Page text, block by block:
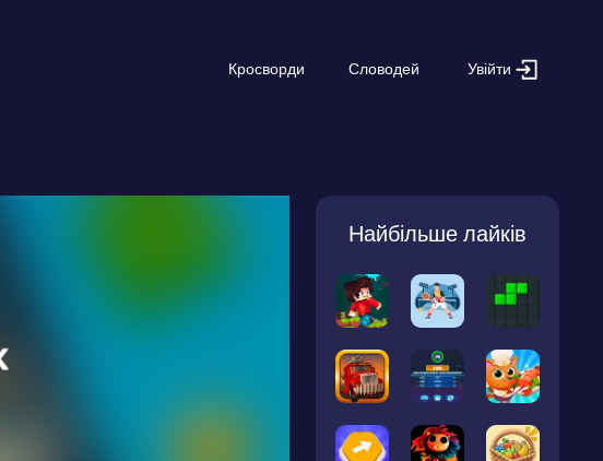
Кросворди Словодей Увійти
Найбільше лайків